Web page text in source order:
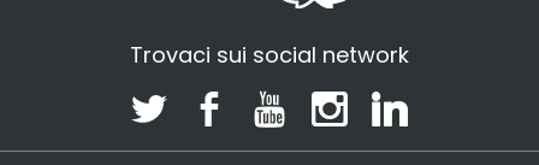
Trovaci sui social network